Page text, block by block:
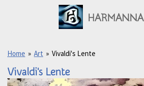
hoofdinhoud
HARMANNA
Home » Art » Vivaldi's Lente
Vivaldi's Lente